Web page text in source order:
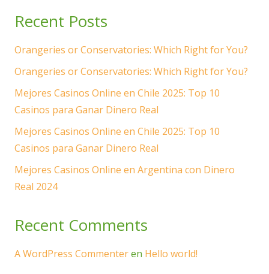
Recent Posts
Orangeries or Conservatories: Which Right for You?
Orangeries or Conservatories: Which Right for You?
Mejores Casinos Online en Chile 2025: Top 10
Casinos para Ganar Dinero Real
Mejores Casinos Online en Chile 2025: Top 10
Casinos para Ganar Dinero Real
Mejores Casinos Online en Argentina con Dinero
Real 2024
Recent Comments
A WordPress Commenteren Hello world!